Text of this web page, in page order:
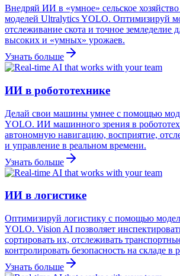
Внедряй ИИ в «умное» сельское
моделей Ultralytics YOLO. Оптимизируй
отслеживание скота и точное земледелие
высоких и «умных» урожаев.
Узнать больше
ИИ в робототехнике
Делай свои машины умнее с помощью
YOLO. ИИ машинного зрения в
автономную навигацию, восприятие,
и управление в реальном времени.
Узнать больше
ИИ в логистике
Оптимизируй логистику с помощью
YOLO. Vision AI позволяет
сортировать их, отслеживать
контролировать безопасность на складе в
Узнать больше